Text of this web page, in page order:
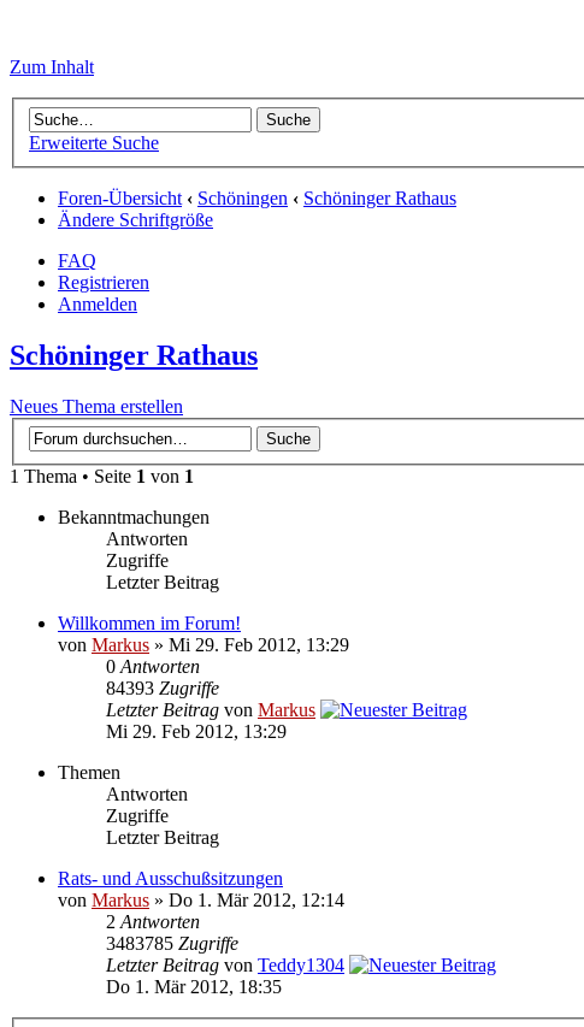
Zum Inhalt
Erweiterte Suche
Foren-Übersicht ‹ Schöningen ‹ Schöninger Rathaus
Ändere Schriftgröße
FAQ
Registrieren
Anmelden
Schöninger Rathaus
Neues Thema erstellen
1 Thema • Seite 1 von 1
Bekanntmachungen
Antworten
Zugriffe
Letzter Beitrag
Willkommen im Forum!
von Markus » Mi 29. Feb 2012, 13:29
0Antworten
84393 Zugriffe
Letzter Beitrag von Markus
Mi 29. Feb 2012, 13:29
Themen
Antworten
Zugriffe
Letzter Beitrag
Rats- und Ausschußsitzungen
von Markus » Do 1. Mär 2012, 12:14
2Antworten
3483785 Zugriffe
Letzter Beitrag von Teddy1304
Do 1. Mär 2012, 18:35